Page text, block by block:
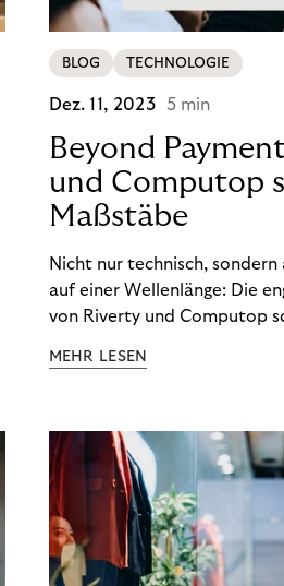
BLOG TECHNOLOGIE
Dez. 11, 2023 5 min
Beyond
und Computop
Maßstäbe
Nicht nur technisch,
auf einer Wellenlänge: Die
von Riverty und Computop
Zahlungsabwicklung echte
MEHR LESEN